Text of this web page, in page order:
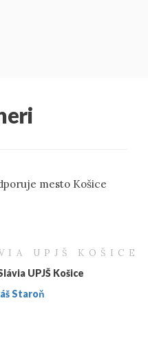
mesto Košice
UPJŠ KOŠICE
UPJŠ Košice
Staroň